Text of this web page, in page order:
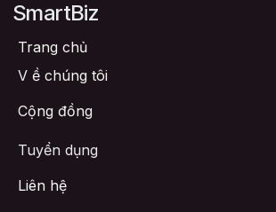
SmartBiz
Trang chủ
V ề chúng tôi
Cộng đồng
Tuyển dụng
Liên hệ